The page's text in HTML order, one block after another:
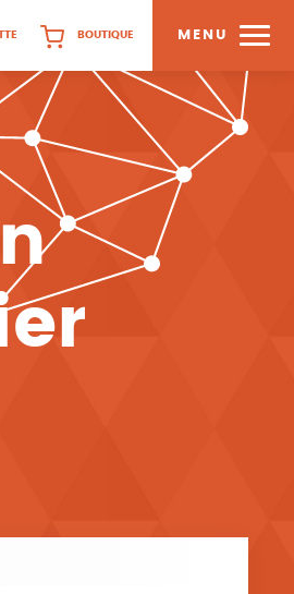
BOUTIQUE MENU